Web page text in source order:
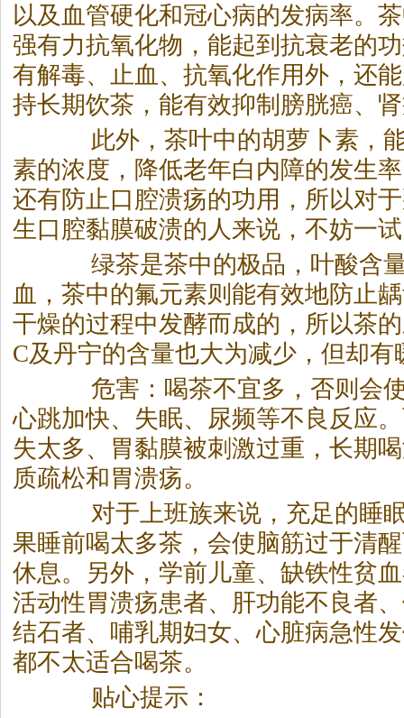
以及血管硬化和冠心病的发病率。
强有力抗氧化物，能起到抗衰老的
有解毒、止血、抗氧化作用外，还
持长期饮茶，能有效抑制膀胱癌、
此外，茶叶中的胡萝卜素，能
素的浓度，降低老年白内障的发生
还有防止口腔溃疡的功用，所以对
生口腔黏膜破溃的人来说，不妨一
绿茶是茶中的极品，叶酸含量
血，茶中的氟元素则能有效地防止
干燥的过程中发酵而成的，所以茶
C及丹宁的含量也大为减少，但却
危害：喝茶不宜多，否则会使
心跳加快、失眠、尿频等不良反应
失太多、胃黏膜被刺激过重，长期
质疏松和胃溃疡。
对于上班族来说，充足的睡眠
果睡前喝太多茶，会使脑筋过于清
休息。另外，学前儿童、缺铁性贫
活动性胃溃疡患者、肝功能不良者
结石者、哺乳期妇女、心脏病急性
都不太适合喝茶。
贴心提示：